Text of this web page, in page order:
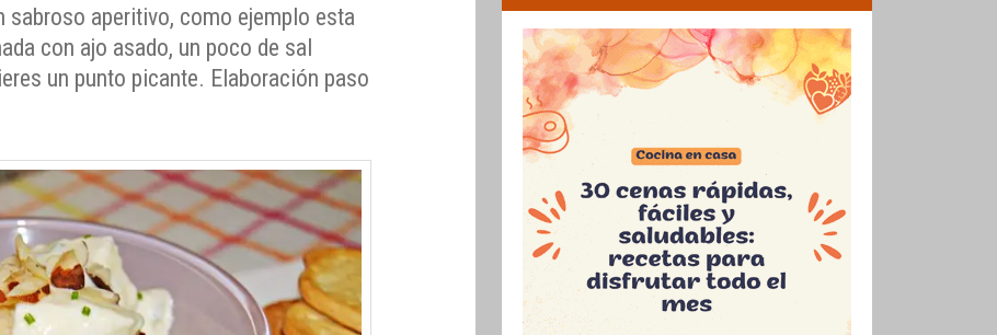
sabroso aperitivo, como ejemplo esta
con ajo asado, un poco de sal
un punto picante. Elaboración paso